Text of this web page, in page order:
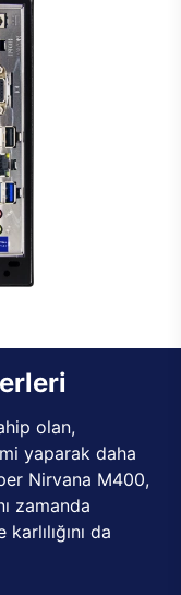
olan,
yaparak daha
Nirvana M400,
zamanda
da